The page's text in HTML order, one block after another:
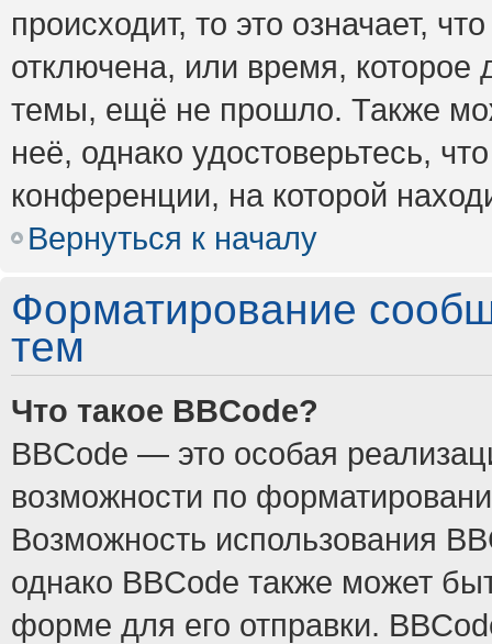
происходит, то это означает,
отключена, или время, которое
темы, ещё не прошло. Также
неё, однако удостоверьтесь,
конференции, на которой
Вернуться к началу
Форматирование
тем
Что такое BBCode?
BBCode — это особая
возможности по
Возможность использования
однако BBCode также может
форме для его отправки.